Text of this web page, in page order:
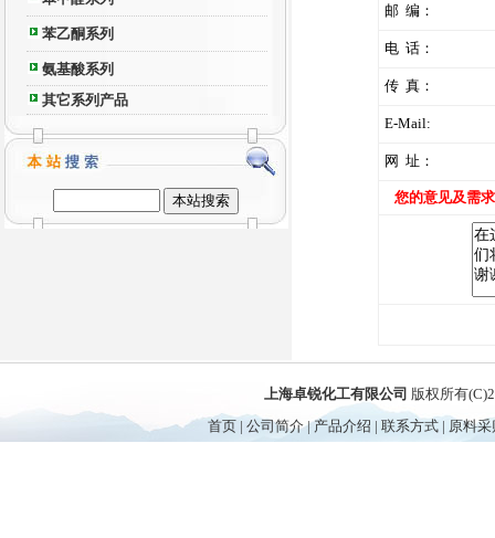
苯乙酮系列
氨基酸系列
其它系列产品
邮 编：
电 话：
传 真：
E-Mail:
网 址：
您的意见及需
上海卓锐化工有限公司 版权所有
首页 |公司简介|产品介绍 |联系方式 | 原料采